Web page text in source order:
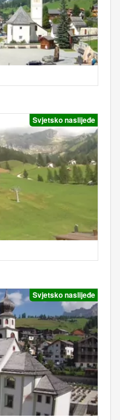
Svjetsko naslijeđe
Svjetsko naslijeđe